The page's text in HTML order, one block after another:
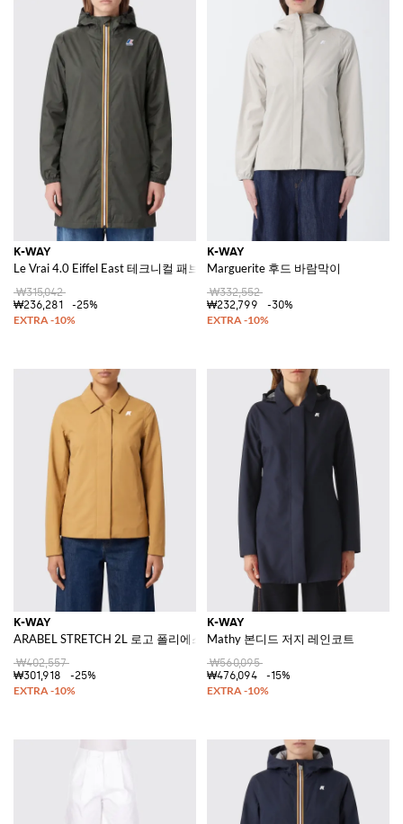
K-WAY
Le Vrai 4.0 Eiffel East 테크니컬 패브릭 바람막이
₩315,042
₩236,281
-25%
K-WAY
Marguerite 후드 바람막이
₩332,552
₩232,799
-30%
K-WAY
ARABEL STRETCH 2L 로고 폴리에스터 재킷
₩402,557
₩301,918
-25%
K-WAY
Mathy 본디드 저지 레인코트
₩560,095
₩476,094
-15%